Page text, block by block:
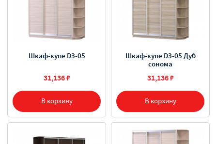
В корзину
Шкаф-купе D3-05
31,136 ₽
В корзину
Шкаф-купе D3-05 Дуб
сонома
31,136 ₽